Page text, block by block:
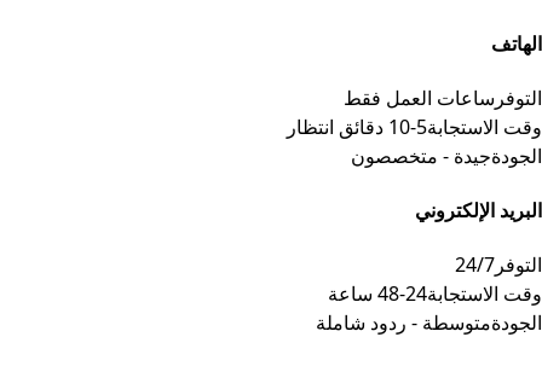
الهاتف
التوفر ساعات العمل فقط
وقت الاستجابة5-10 دقائق انتظار
الجودةجيدة - متخصصون
البريد الإلكتروني
التوفر24/7
وقت الاستجابة24-48 ساعة
الجودةمتوسطة - ردود شاملة